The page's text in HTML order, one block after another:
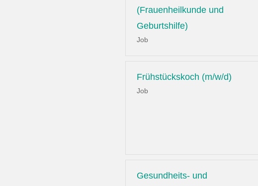
(Frauenheilkunde und
Geburtshilfe)
Job
Frühstückskoch (m/w/d)
Job
Gesundheits- und